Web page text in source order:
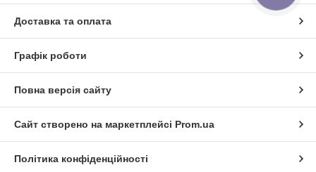
Доставка та оплата
Графік роботи
Повна версія сайту
Сайт створено на маркетплейсі Prom.ua
Політика конфіденційності